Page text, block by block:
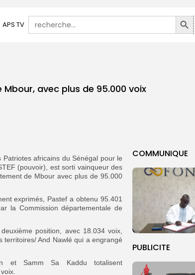
APS TV
Search
for:
Search
Button
avec plus de 95.000 voix
COMMUNIQUE
PUBLICITE
africains du Sénégal pour le
(pouvoir), est sorti vainqueur des
de Mbour avec plus de 95.000
exprimés, Pastef a obtenu 95.401
la Commission départementale de
position, avec 18.034 voix,
And Nawlé qui a engrangé
et Samm Sa Kaddu totalisent